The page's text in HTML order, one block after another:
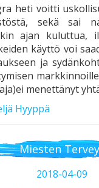
heti voitti
sekä sai
ajan kuluttua,
käyttö voi
ja
menettänyt
Hyyppä
Miesten
2018-04-09